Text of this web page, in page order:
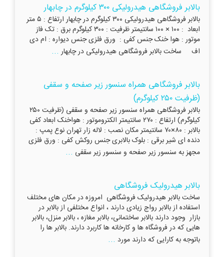
بالابر فروشگاهی هیدرولیکی ۳۰۰ کیلوگرم در چابهار
بالابر فروشگاهی هیدرولیکی ۳۰۰ کیلوگرم در چابهار ارتفاع : ۵ متر
ابعاد : ۱۰۰ × ۱۰۰ سانتیمتر ظرفیت : ۳۰۰ کیلوگرم برق : تک فاز
موتور : هوا خنک جنس کفی : ورق فلزی جنس دیواره : ام دی
اف ساخت بالابر فروشگاهی هیدرولیکی در چابهار ...
بالابر فروشگاهی همراه سنسور زیر صفحه و سقفی
(ظرفیت ۲۵۰ کیلوگرم)
بالابر فروشگاهی همراه سنسور زیر صفحه و سقفی (ظرفیت ۲۵۰
کیلوگرم) ارتفاع : ۲۷۰ سانتیمتر الکتروموتور : هواخنک ابعاد کفی
بالابر : ۸۰×۷۰ سانتیمتر مکان نصب : لاله زار تهران نوع پمپ :
دنده ای شیر برقی : بلوک بالابری جنس روکش کفی : ورق فلزی
مجهز به سنسور زیر صفحه و سنسور زیر سقفی ...
بالابر هیدرولیک فروشگاهی
ساخت بالابر هیدرولیک فروشگاهی امروزه در مکان های مختلف
استفاده از بالابر رواج زیادی دارند ، انواع مختلفی از بالابر در
بازار وجود دارند بالابر ساختمانی، بالابر مغازه ، بالابر منزل، بالابر
هایی که در فروشگاه ها و کارخانه ها کاربرد دارند. بالابر ها را
باتوجه به کارایی که دارند مورد ...